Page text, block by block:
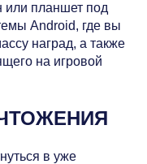
или планшет под
Android, где вы
наград, а также
на игровой
в уже